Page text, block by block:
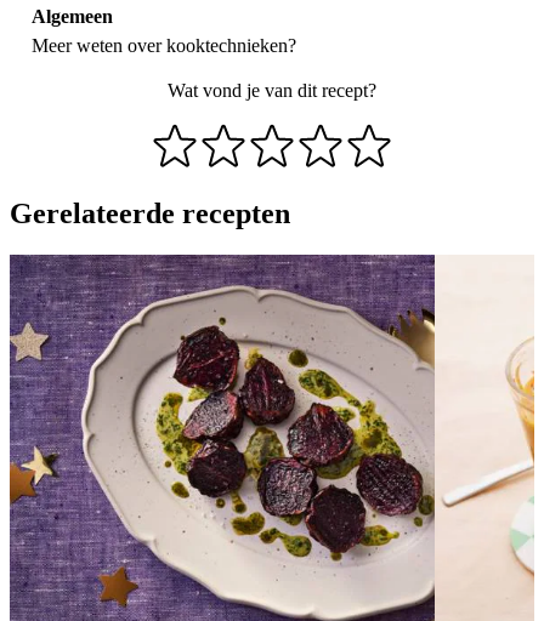
Algemeen
Meer weten overkooktechnieken?
Wat vond je van dit recept?
Gerelateerde recepten